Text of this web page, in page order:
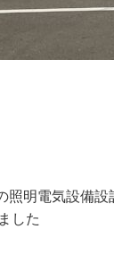
明電気設備設
した